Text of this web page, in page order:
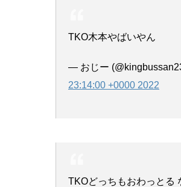
TKO木本やばいやん
— おじー
23:14:00 +0000 2022
TKOどっちもおわっとる